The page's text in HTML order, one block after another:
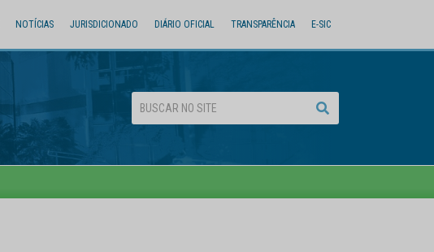
NOTÍCIAS JURISDICIONADO DIÁRIO OFICIAL TRANSPARÊNCIA E-SIC